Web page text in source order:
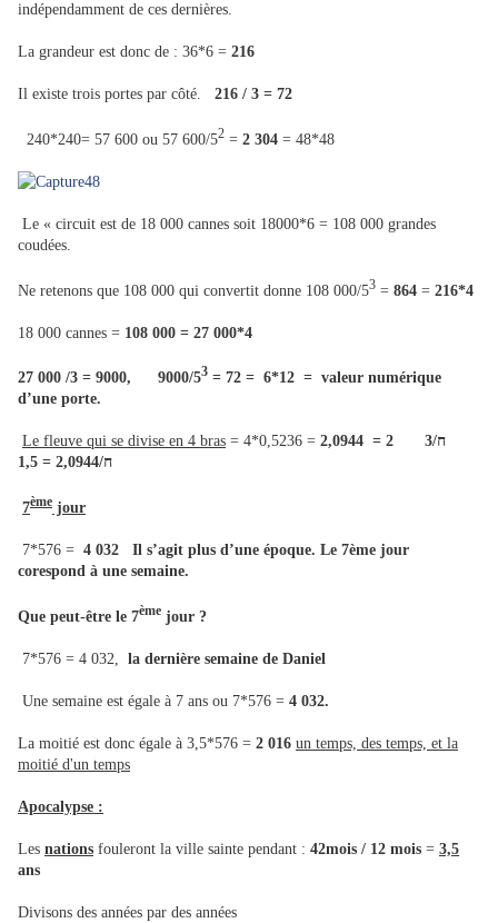
indépendamment de ces dernières.
La grandeur est donc de : 36*6 = 216
Il existe trois portes par côté. 216 / 3 = 72
240*240= 57 600 ou 57 600/52 = 2 304 = 48*48
Le « circuit est de 18 000 cannes soit 18000*6 = 108 000 grandes
coudées.
Ne retenons que 108 000 qui convertit donne 108 000/53 = 864 = 216*4
18 000 cannes = 108 000 = 27 000*4
27 000 /3 = 9000, 9000/53 = 72 = 6*12 = valeur numérique
d’une porte.
Le fleuve qui se divise en 4 bras = 4*0,5236 = 2,0944 = 2
ח/3
ח/2,0944
= 1,5
7ème jour
7*576 = 4 032 Il s’agit plus d’une époque. Le 7ème jour
corespond à une semaine.
Que peut-être le 7ème jour ?
7*576 = 4 032, la dernière semaine de Daniel
Une semaine est égale à 7 ans ou 7*576 = 4 032.
La moitié est donc égale à 3,5*576 = 2 016 un temps, des temps, et la
moitié d'un temps
Apocalypse :
Les nations fouleront la ville sainte pendant : 42mois / 12 mois = 3,5
ans
Divisons des années par des années